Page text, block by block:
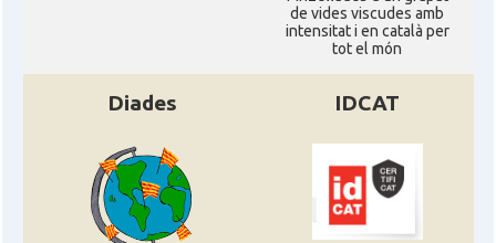
de vides viscudes amb
intensitat i en català per
tot el món
Diades IDCAT